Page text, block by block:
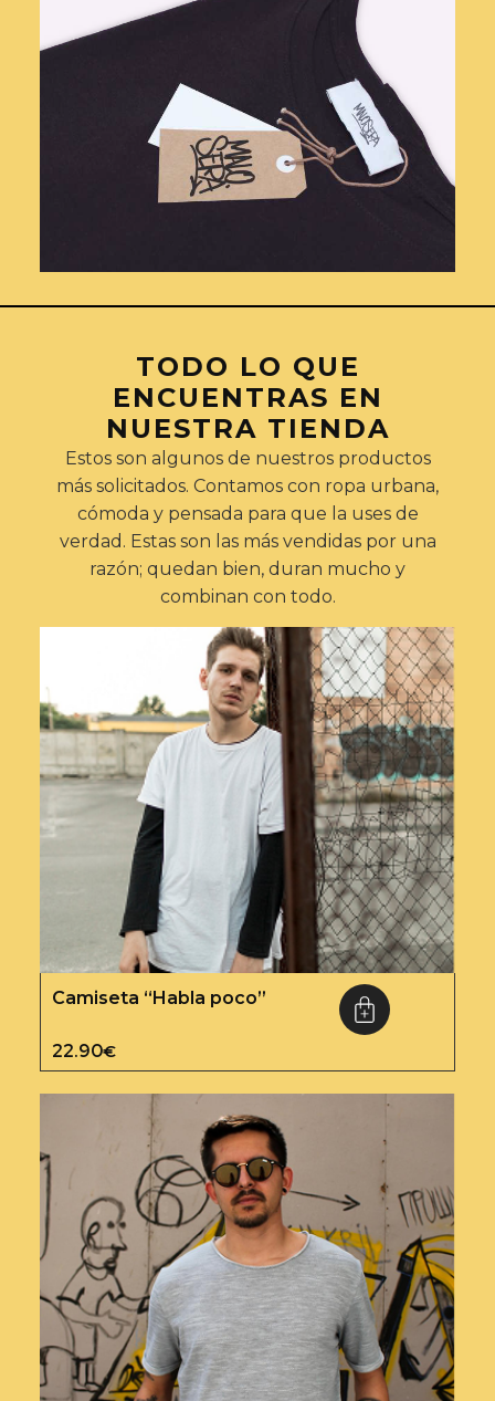
TODO LO QUE
ENCUENTRAS EN
NUESTRA TIENDA
Estos son algunos de nuestros productos
más solicitados. Contamos con ropa urbana,
cómoda y pensada para que la uses de
verdad. Estas son las más vendidas por una
razón; quedan bien, duran mucho y
combinan con todo.
Camiseta “Habla poco”
22.90€